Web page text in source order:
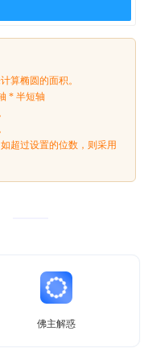
算椭圆的面积。
* 半短轴
超过设置的位数，则采用
佛主解惑